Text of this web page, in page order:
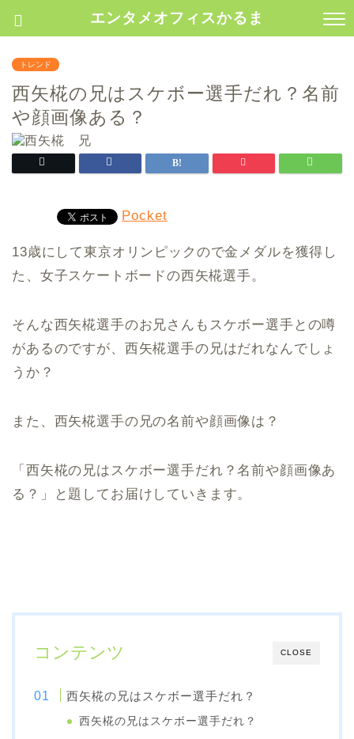
エンタメオフィスかるま
トレンド
西矢椛の兄はスケボー選手だれ？名前
や顔画像ある？
Pocket
13歳にして東京オリンピックので金メダルを獲得し
た、女子スケートボードの西矢椛選手。
そんな西矢椛選手のお兄さんもスケボー選手との噂
があるのですが、西矢椛選手の兄はだれなんでしょ
うか？
また、西矢椛選手の兄の名前や顔画像は？
「西矢椛の兄はスケボー選手だれ？名前や顔画像あ
る？」と題してお届けしていきます。
CLOSE
コンテンツ
西矢椛の兄はスケボー選手だれ？
西矢椛の兄はスケボー選手だれ？